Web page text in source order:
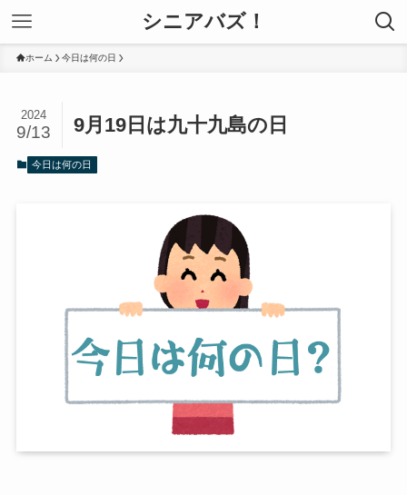
シニアバズ！
ホーム 今日は何の日
9月19日は九十九島の日
2024
9/13
今日は何の日